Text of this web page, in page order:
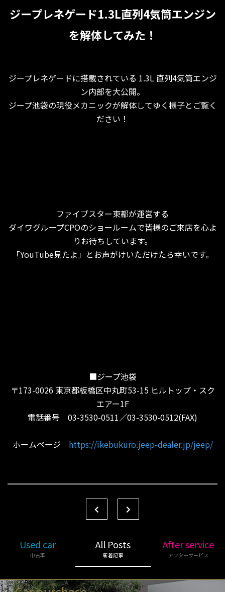
ジープレネゲード1.3L直列4気筒エンジン
を解体してみた！
ジープレネゲードに搭載されている 1.3L 直列4気筒エンジ
ン内部を大公開。
ジープ池袋の現役メカニックが解体してゆく様子とご覧く
ださい！
ファイブスター東都が運営する
ダイワグループCPOのショールームで皆様のご来店を心よ
りお待ちしています。
「YouTube見たよ」とお声がけいただけたら幸いです。
■ジープ池袋
〒173-0026 東京都板橋区中丸町53-15 ヒルトップ・スク
エアー1F
電話番号 03-3530-0511／03-3530-0512(FAX)
ホームページ https://ikebukuro.jeep-dealer.jp/jeep/
Used car
中古車
All Posts
新着記事
After service
アフターサービス